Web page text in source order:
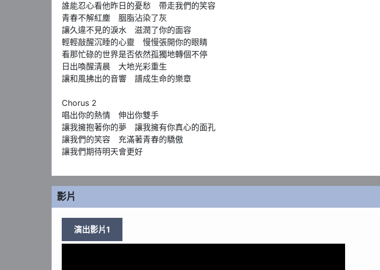
誰能忍心看他昨日的憂愁　帶走我們的笑容
青春不解紅塵　胭脂沾染了灰
讓久違不見的淚水　滋潤了你的面容
輕輕敲醒沉睡的心靈　慢慢張開你的眼睛
看那忙碌的世界是否依然孤獨地轉個不停
日出喚醒清晨　大地光彩重生
讓和風拂出的音響　譜成生命的樂章
Chorus 2
唱出你的熱情　伸出你雙手
讓我擁抱著你的夢　讓我擁有你真心的面孔
讓我們的笑容　充滿著青春的驕傲
讓我們期待明天會更好
影片
演出影片1